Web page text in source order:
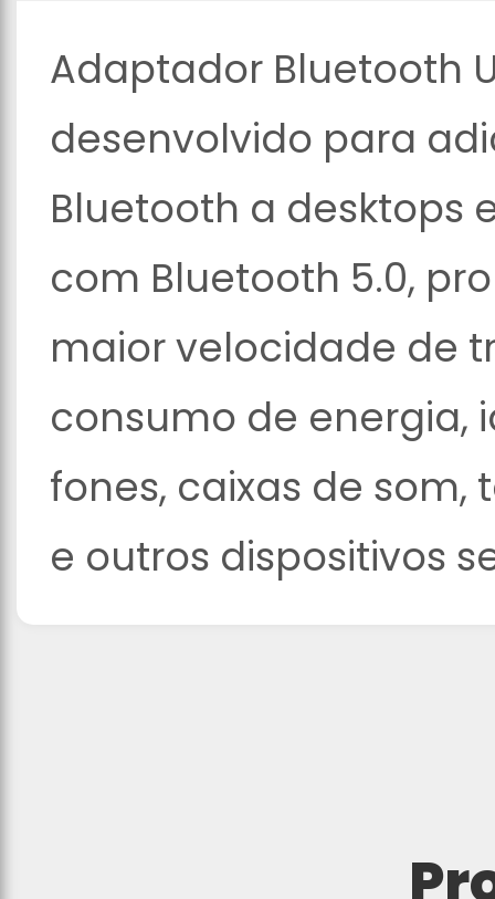
Adaptador Bluetooth
desenvolvido para
Bluetooth a desktops
com Bluetooth 5.0,
maior velocidade de
consumo de energia,
fones, caixas de som,
e outros dispositivos